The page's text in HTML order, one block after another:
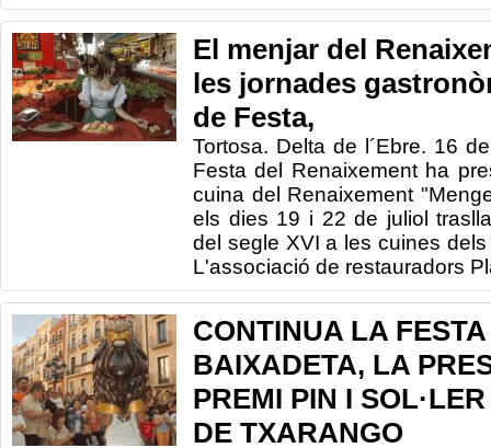
El menjar del
les jornades
de Festa,
Tortosa. Delta de l´Ebre. 16
Festa del Renaixement ha
cuina del Renaixement
els dies 19 i 22 de juliol
del segle XVI a les cuines
L'associació de restauradors
CONTINUA LA
BAIXADETA, LA
PREMI PIN I
DE TXARANGO